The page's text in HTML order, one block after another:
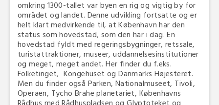
omkring 1300-tallet var byen en rig og vigtig by for
området og landet. Denne udvikling fortsatte og er
helt klart medvirkende til, at København har den
status som hovedstad, som den har i dag. En
hovedstad fyldt med regeringsbygninger, retssale,
turistattraktioner, museer, uddannelsesinstitutioner
og meget, meget andet. Her finder du f.eks.
Folketinget, Kongehuset og Danmarks Højesteret.
Men du finder også Parken, Nationalmuseet, Tivoli,
Operaen, Tycho Brahe planetariet, Københavns
Rådhus med Rådhuspladsen og Glyptoteket og